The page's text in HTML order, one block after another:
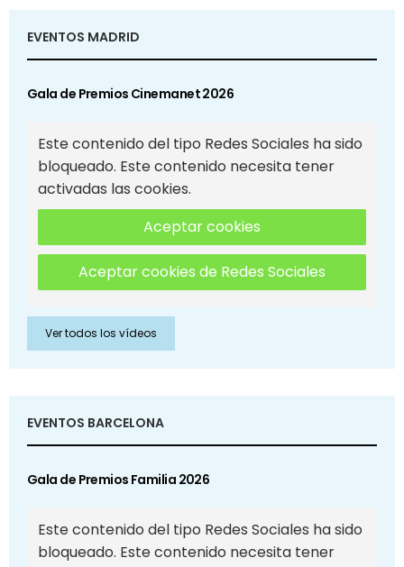
EVENTOS MADRID
Gala de Premios Cinemanet 2026
Este contenido del tipo Redes Sociales ha sido
bloqueado. Este contenido necesita tener
activadas las cookies.
Aceptar cookies
Aceptar cookies de Redes Sociales
Ver todos los vídeos
EVENTOS BARCELONA
Gala de Premios Familia 2026
Este contenido del tipo Redes Sociales ha sido
bloqueado. Este contenido necesita tener